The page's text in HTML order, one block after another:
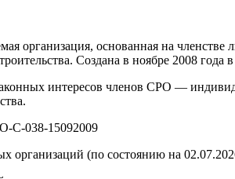
организация, основанная на членстве
Создана в ноябре 2008
интересов членов СРО —
С-038-15092009
организаций (по состоянию на